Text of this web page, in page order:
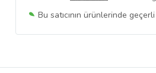
Bu satıcının ürünlerinde geçerli
Bu SatıcınınTüm Ürünlerini